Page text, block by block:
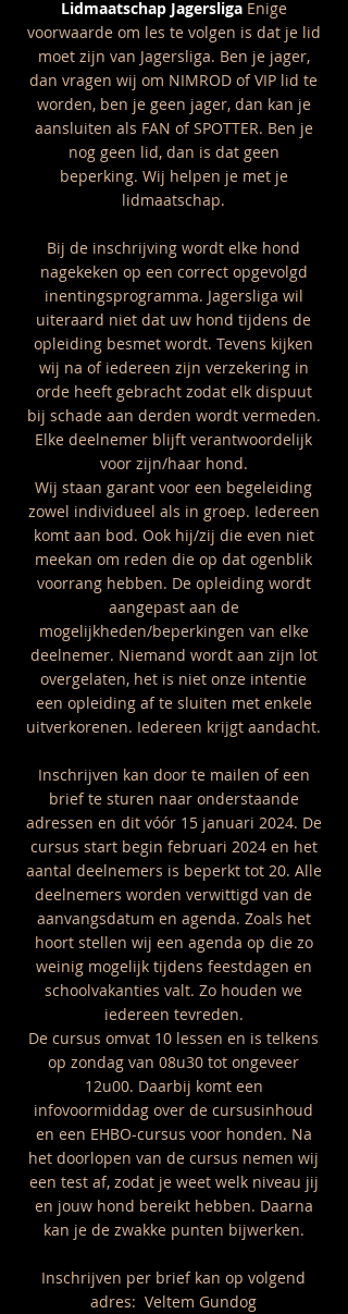
Lidmaatschap Jagersliga Enige
voorwaarde om les te volgen is dat je lid
moet zijn van Jagersliga. Ben je jager,
dan vragen wij om NIMROD of VIP lid te
worden, ben je geen jager, dan kan je
aansluiten als FAN of SPOTTER. Ben je
nog geen lid, dan is dat geen
beperking. Wij helpen je met je
lidmaatschap.
Bij de inschrijving wordt elke hond
nagekeken op een correct opgevolgd
inentingsprogramma. Jagersliga wil
uiteraard niet dat uw hond tijdens de
opleiding besmet wordt. Tevens kijken
wij na of iedereen zijn verzekering in
orde heeft gebracht zodat elk dispuut
bij schade aan derden wordt vermeden.
Elke deelnemer blijft verantwoordelijk
voor zijn/haar hond.
Wij staan garant voor een begeleiding
zowel individueel als in groep. Iedereen
komt aan bod. Ook hij/zij die even niet
meekan om reden die op dat ogenblik
voorrang hebben. De opleiding wordt
aangepast aan de
mogelijkheden/beperkingen van elke
deelnemer. Niemand wordt aan zijn lot
overgelaten, het is niet onze intentie
een opleiding af te sluiten met enkele
uitverkorenen. Iedereen krijgt aandacht.
Inschrijven kan door te mailen of een
brief te sturen naar onderstaande
adressen en dit vóór 15 januari 2024. De
cursus start begin februari 2024 en het
aantal deelnemers is beperkt tot 20. Alle
deelnemers worden verwittigd van de
aanvangsdatum en agenda. Zoals het
hoort stellen wij een agenda op die zo
weinig mogelijk tijdens feestdagen en
schoolvakanties valt. Zo houden we
iedereen tevreden.
De cursus omvat 10 lessen en is telkens
op zondag van 08u30 tot ongeveer
12u00. Daarbij komt een
infovoormiddag over de cursusinhoud
en een EHBO-cursus voor honden. Na
het doorlopen van de cursus nemen wij
een test af, zodat je weet welk niveau jij
en jouw hond bereikt hebben. Daarna
kan je de zwakke punten bijwerken.
Inschrijven per brief kan op volgend
adres: Veltem Gundog